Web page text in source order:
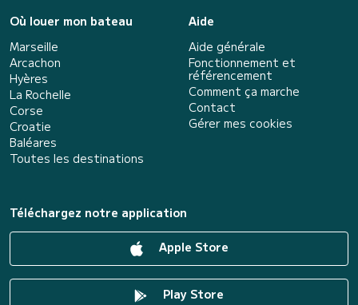
Où louer mon bateau
Marseille
Arcachon
Hyères
La Rochelle
Corse
Croatie
Baléares
Toutes les destinations
Aide
Aide générale
Fonctionnement et
référencement
Comment ça marche
Contact
Gérer mes cookies
Téléchargez notre application
Apple Store
Play Store